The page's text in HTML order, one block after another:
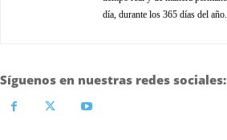
día, durante los 365 días del año.
Síguenos en nuestras redes sociales: